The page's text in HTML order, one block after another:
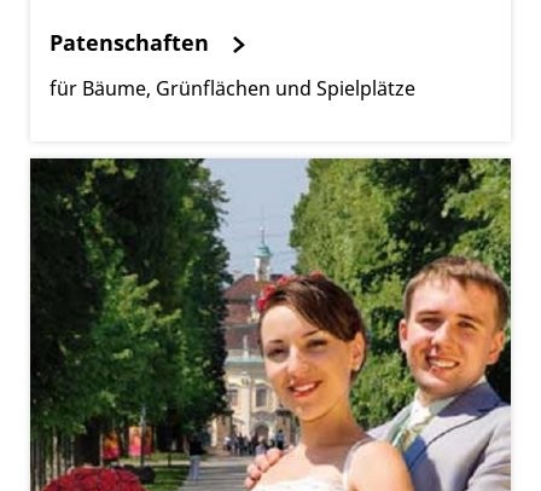
Patenschaften
für Bäume, Grünflächen und Spielplätze